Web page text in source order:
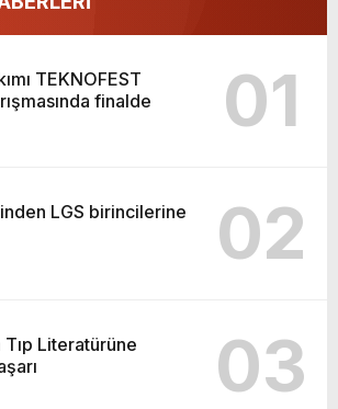
TEKNOFEST savaşan
finalde
TEKNOFEST
finalde
01
LGS birincilerine
02
Tıp Literatürüne
03